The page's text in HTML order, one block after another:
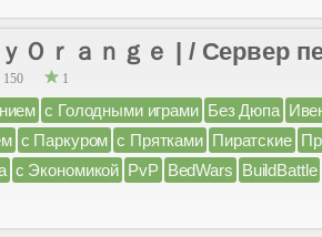
Ｏｒａｎｇｅ | / Сервер
150 1
с Голодными играми Без Дюпа
с Паркуром с Прятками Пиратские
с Экономикой PvP BedWars BuildBattle